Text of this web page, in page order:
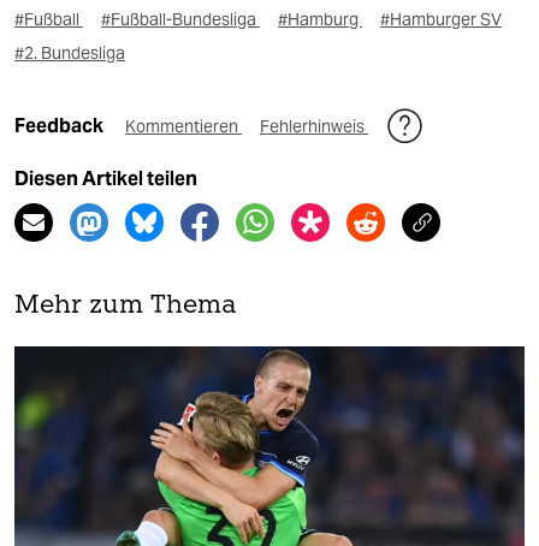
#Fußball #Fußball-Bundesliga #Hamburg
#Hamburger SV
#2. Bundesliga
Feedback Kommentieren Fehlerhinweis
Diesen Artikel teilen
Mehr zum Thema